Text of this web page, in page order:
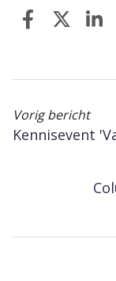
Vorig bericht
Kennisevent